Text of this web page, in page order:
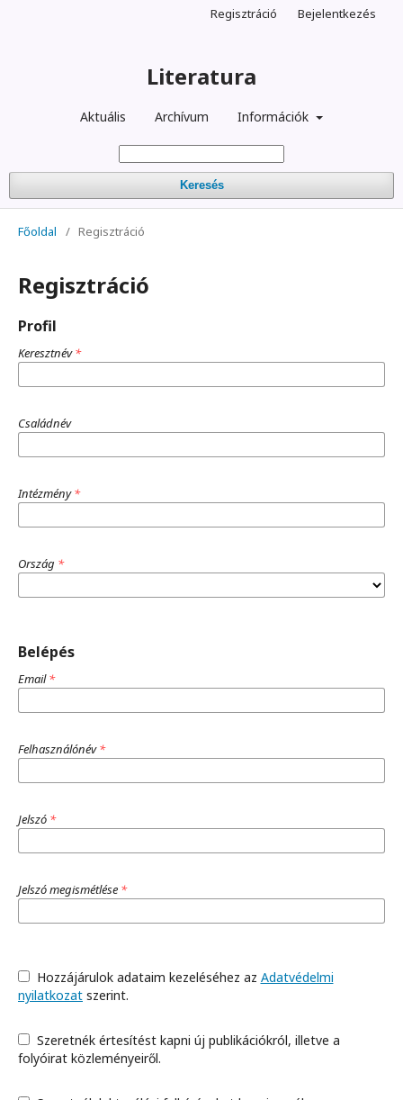
Literatura
Aktuális Archívum Információk
Keresés
Regisztráció Bejelentkezés
Főoldal / Regisztráció
Regisztráció
Profil
Keresztnév*
Családnév
Intézmény*
Ország *
Belépés
Email*
Felhasználónév*
Jelszó *
Jelszó megismétlése *
Hozzájárulok adataim kezeléséhez az Adatvédelmi
nyilatkozat szerint.
folyóirat közleményeiről.